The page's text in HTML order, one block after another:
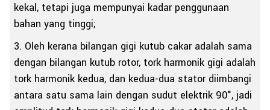
kekal, tetapi juga mempunyai kadar penggunaan
bahan yang tinggi;
3. Oleh kerana bilangan gigi kutub cakar adalah sama
dengan bilangan kutub rotor, tork harmonik gigi adalah
tork harmonik kedua, dan kedua-dua stator diimbangi
antara satu sama lain dengan sudut elektrik 90°, jadi